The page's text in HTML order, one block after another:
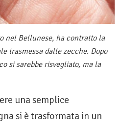
nel Bellunese, ha contratto la
trasmessa dalle zecche. Dopo
si sarebbe risvegliato, ma la
una semplice
si è trasformata in un